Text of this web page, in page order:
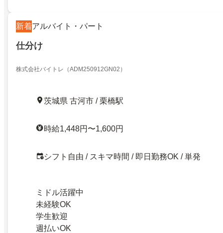
新着アルバイト・パート
仕分け
株式会社バイトレ（ADM250912GN02）
茨城県 古河市 / 栗橋駅
時給1,448円〜1,600円
シフト自由 / スキマ時間 / 即日勤務OK / 単発
ミドル活躍中
未経験OK
学生歓迎
週払いOK